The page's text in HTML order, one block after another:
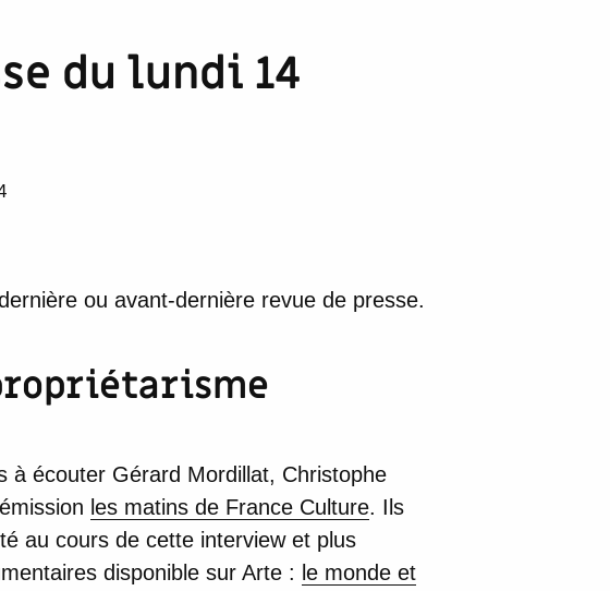
du lundi 14
ou avant-dernière revue de presse.
à écouter Gérard Mordillat, Christophe
les matins de France Culture. Ils
au cours de cette interview et plus
disponible sur Arte : le monde et